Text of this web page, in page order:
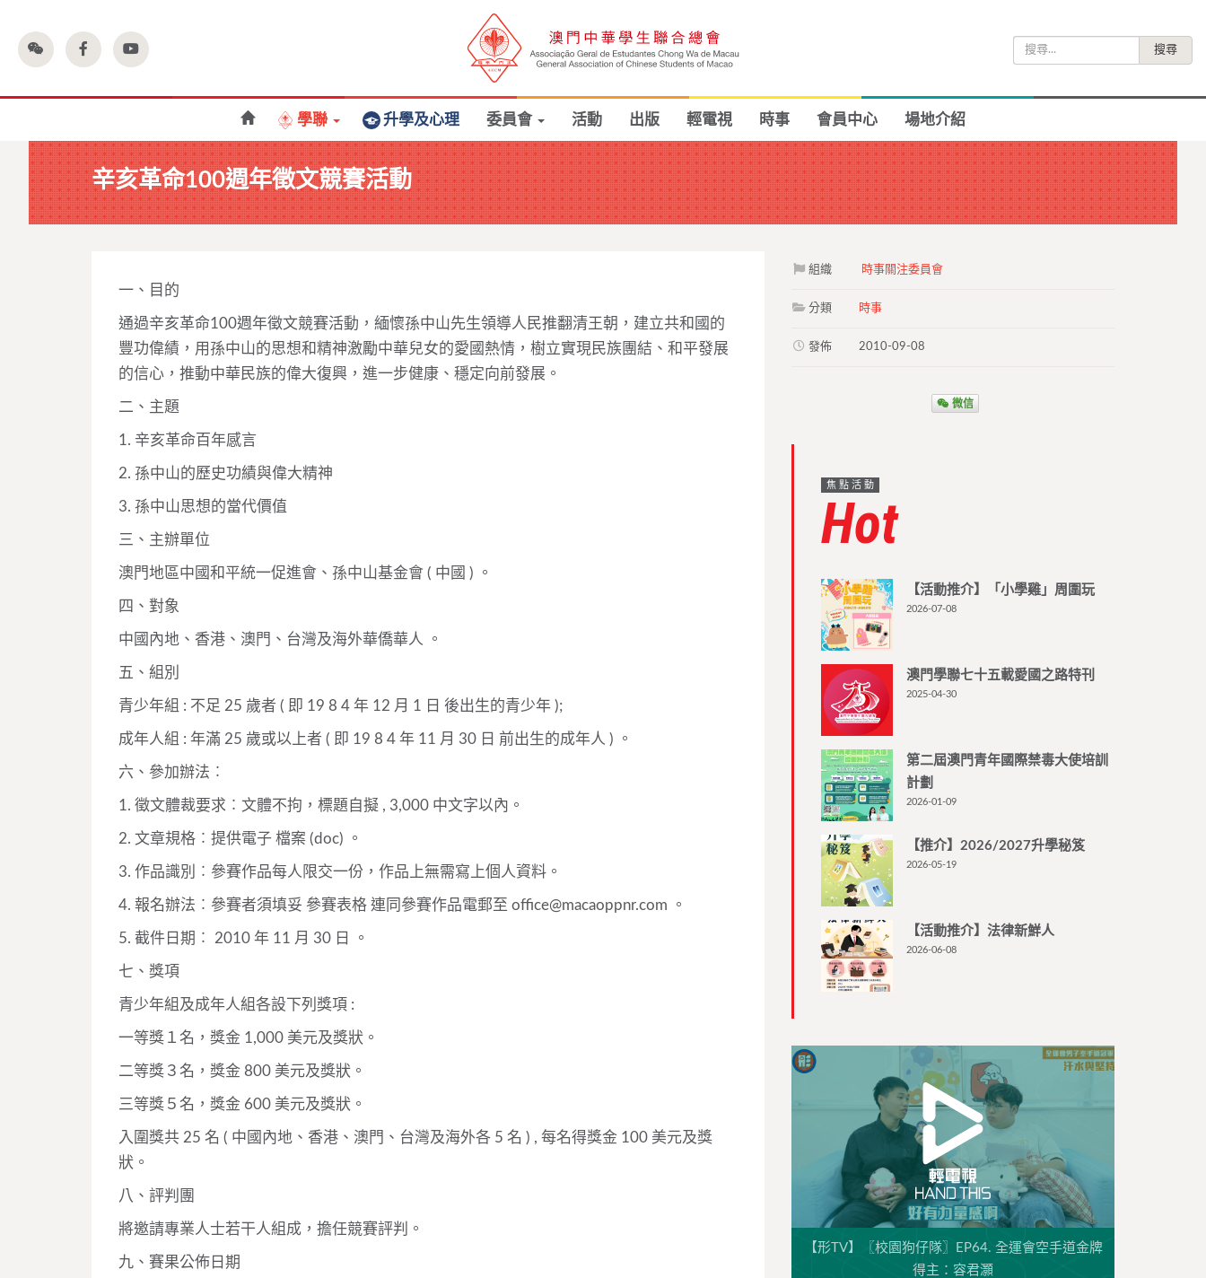
尋
學聯 升學及心理 委員會 活動 出版 輕電視 時事 會員中心 場地介紹
辛亥革命100週年徵文競賽活動
一、目的
通過辛亥革命100週年徵文競賽活動，緬懷孫中山先生領導人民推翻清王朝，建立共和國的
豐功偉績，用孫中山的思想和精神激勵中華兒女的愛國熱情，樹立實現民族團結、和平發展
的信心，推動中華民族的偉大復興，進一步健康、穩定向前發展。
二、主題
1. 辛亥革命百年感言
2. 孫中山的歷史功績與偉大精神
3. 孫中山思想的當代價值
三、主辦單位
澳門地區中國和平統一促進會、孫中山基金會 ( 中國 ) 。
四、對象
中國內地、香港、澳門、台灣及海外華僑華人 。
五、組別
青少年組 : 不足 25 歲者 ( 即 19 8 4 年 12 月 1 日 後出生的青少年 );
成年人組 : 年滿 25 歲或以上者 ( 即 19 8 4 年 11 月 30 日 前出生的成年人 ) 。
六、參加辦法︰
1. 徵文體裁要求︰文體不拘，標題自擬 , 3,000 中文字以內。
2. 文章規格︰提供電子 檔案 (doc) 。
3. 作品識別︰參賽作品每人限交一份，作品上無需寫上個人資料。
4. 報名辦法︰參賽者須填妥 參賽表格 連同參賽作品電郵至 office@macaoppnr.com 。
5. 截件日期︰ 2010 年 11 月 30 日 。
七、獎項
青少年組及成年人組各設下列獎項 :
一等獎１名，獎金 1,000 美元及獎狀。
二等獎３名，獎金 800 美元及獎狀。
三等獎５名，獎金 600 美元及獎狀。
入圍獎共 25 名 ( 中國內地、香港、澳門、台灣及海外各 5 名 ) , 每名得獎金 100 美元及獎
狀。
八、評判團
將邀請專業人士若干人組成，擔任競賽評判。
九、賽果公佈日期
組織 時事關注委員會
分類 時事
發佈 2010-09-08
微信
焦點活動
Hot
【活動推介】「小學雞」周圍玩
2026-07-08
澳門學聯七十五載愛國之路特刊
2025-04-30
第二屆澳門青年國際禁毒大使培訓
計劃
2026-01-09
【推介】2026/2027升學秘笈
2026-05-19
【活動推介】法律新鮮人
2026-06-08
【形TV】〖校園狗仔隊〗EP64. 全運會空手道金牌
得主：容君灝